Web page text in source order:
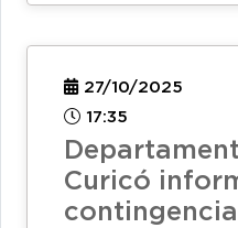
27/10/2025
17:35
Curicó